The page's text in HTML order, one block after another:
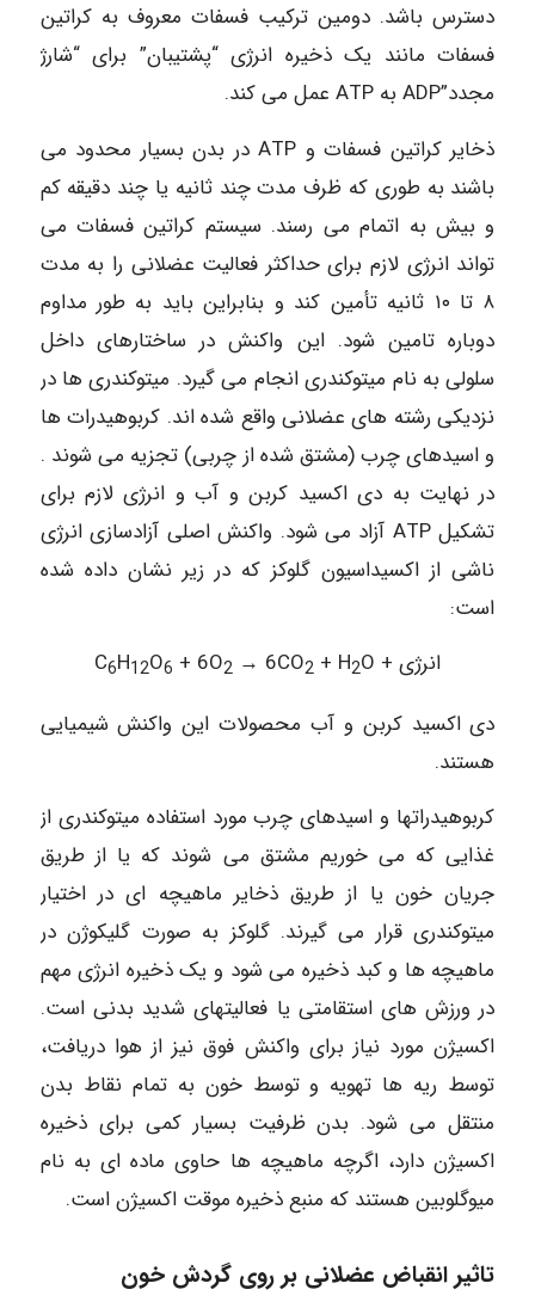
دسترس باشد. دومین ترکیب فسفات معروف به کراتین
فسفات مانند یک ذخیره انرژی “پشتیبان” برای “شارژ
مجدد”ADP به ATP عمل می کند.
ذخایر کراتین فسفات و ATP در بدن بسیار محدود می
باشند به طوری که ظرف مدت چند ثانیه یا چند دقیقه کم
و بیش به اتمام می رسند. سیستم کراتین فسفات می
تواند انرژی لازم برای حداکثر فعالیت عضلانی را به مدت
۸ تا ۱۰ ثانیه تأمین کند و بنابراین باید به طور مداوم
دوباره تامین شود. این واکنش در ساختارهای داخل
سلولی به نام میتوکندری انجام می گیرد. میتوکندری ها در
نزدیکی رشته های عضلانی واقع شده اند. کربوهیدرات ها
و اسیدهای چرب (مشتق شده از چربی) تجزیه می شوند .
در نهایت به دی اکسید کربن و آب و انرژی لازم برای
تشکیل ATP آزاد می شود. واکنش اصلی آزادسازی انرژی
ناشی از اکسیداسیون گلوکز که در زیر نشان داده شده
است:
انرژی + C
6H12O6 + 6O2 → 6CO2 + H2O
دی اکسید کربن و آب محصولات این واکنش شیمیایی
هستند.
کربوهیدراتها و اسیدهای چرب مورد استفاده میتوکندری از
غذایی که می خوریم مشتق می شوند که یا از طریق
جریان خون یا از طریق ذخایر ماهیچه ای در اختیار
میتوکندری قرار می گیرند. گلوکز به صورت گلیکوژن در
ماهیچه ها و کبد ذخیره می شود و یک ذخیره انرژی مهم
در ورزش های استقامتی یا فعالیتهای شدید بدنی است.
اکسیژن مورد نیاز برای واکنش فوق نیز از هوا دریافت،
توسط ریه ها تهویه و توسط خون به تمام نقاط بدن
منتقل می شود. بدن ظرفیت بسیار کمی برای ذخیره
اکسیژن دارد، اگرچه ماهیچه ها حاوی ماده ای به نام
میوگلوبین هستند که منبع ذخیره موقت اکسیژن است.
تاثیر انقباض عضلانی بر روی گردش خون